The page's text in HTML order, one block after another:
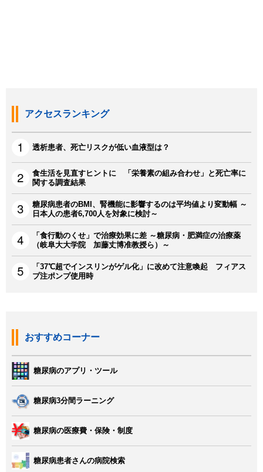
アクセスランキング
透析患者、死亡リスクが低い血液型は？
食生活を見直すヒントに 「栄養素の組み合わせ」と死亡率に
関する調査結果
糖尿病患者のBMI、腎機能に影響するのは平均値より変動幅 ～
日本人の患者6,700人を対象に検討～
「食行動のくせ」で治療効果に差 ～糖尿病・肥満症の治療薬
（岐阜大大学院 加藤丈博准教授ら）～
「37℃超でインスリンがゲル化」に改めて注意喚起 フィアス
プ注ポンプ使用時
おすすめコーナー
糖尿病のアプリ・ツール
糖尿病3分間ラーニング
糖尿病の医療費・保険・制度
糖尿病患者さんの病院検索